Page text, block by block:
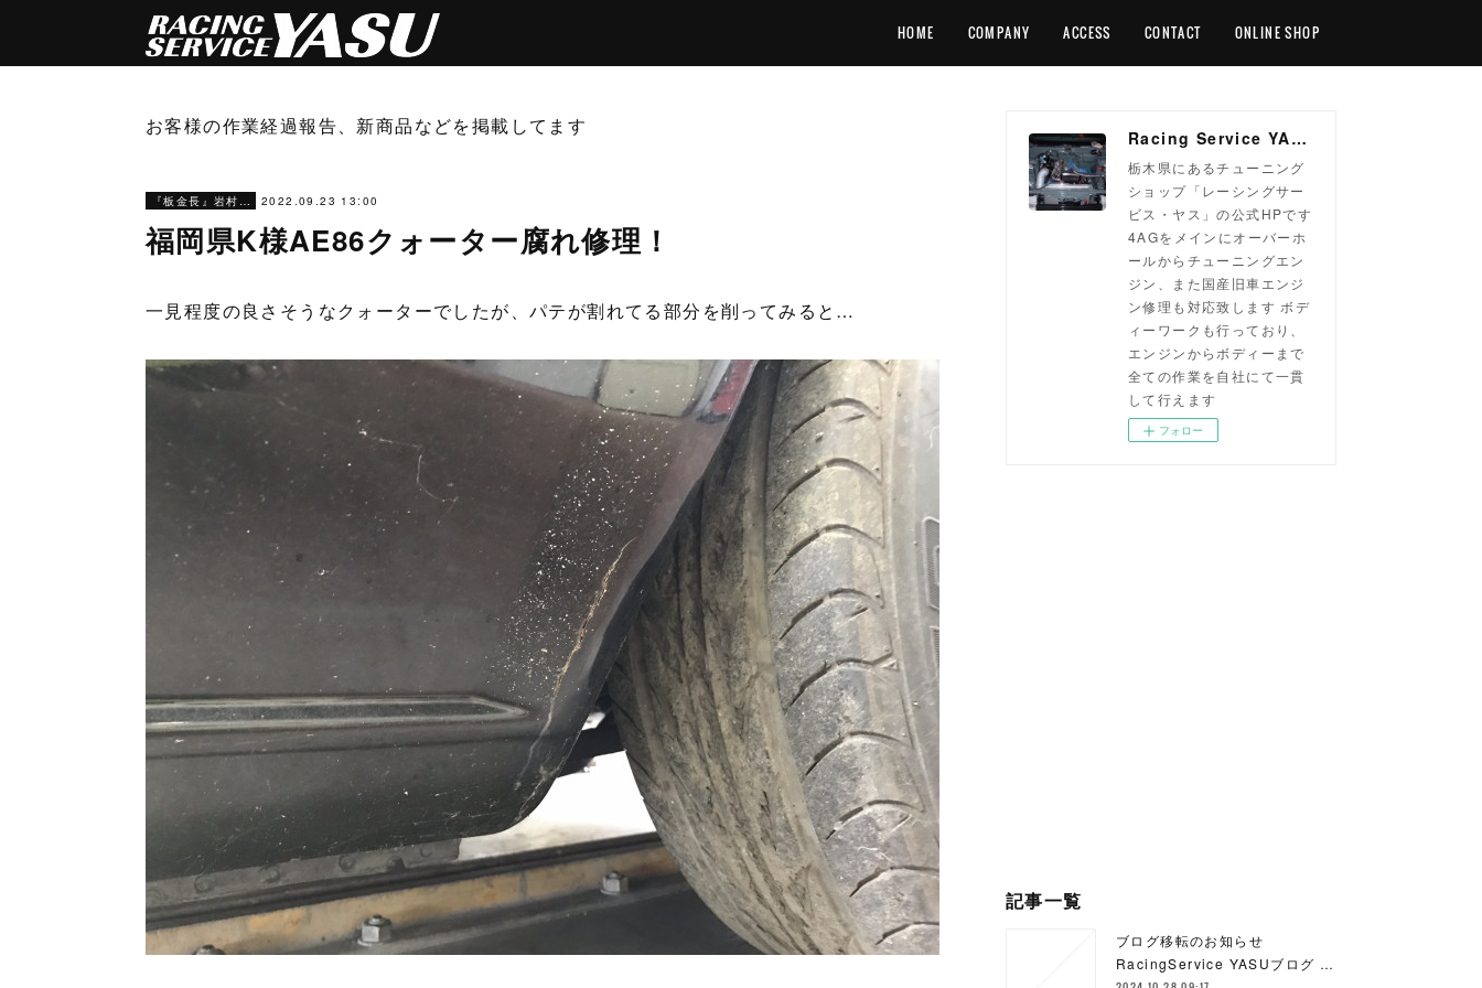
HOME COMPANY ACCESS CONTACT ONLINE SHOP
お客様の作業経過報告、新商品などを掲載してます
『板金長』岩村ブログ 2022.09.23 13:00
福岡県K様AE86クォーター腐れ修理！
一見程度の良さそうなクォーターでしたが、パテが割れてる部分を削ってみると…
Racing Service YASU ~total tuning proshop~
栃木県にあるチューニング
ショップ「レーシングサー
ビス・ヤス」の公式HPです
4AGをメインにオーバーホ
ールからチューニングエン
ジン、また国産旧車エンジ
ン修理も対応致します ボデ
ィーワークも行っており、
エンジンからボディーまで
全ての作業を自社にて一貫
して行えます
フォロー
記事一覧
ブログ移転のお知らせ
RacingService YASUブログ …